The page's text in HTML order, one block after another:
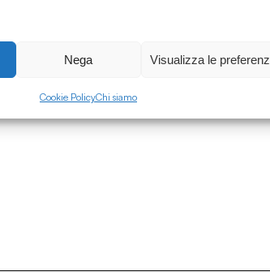
Nega Visualizza le
Cookie PolicyChi siamo